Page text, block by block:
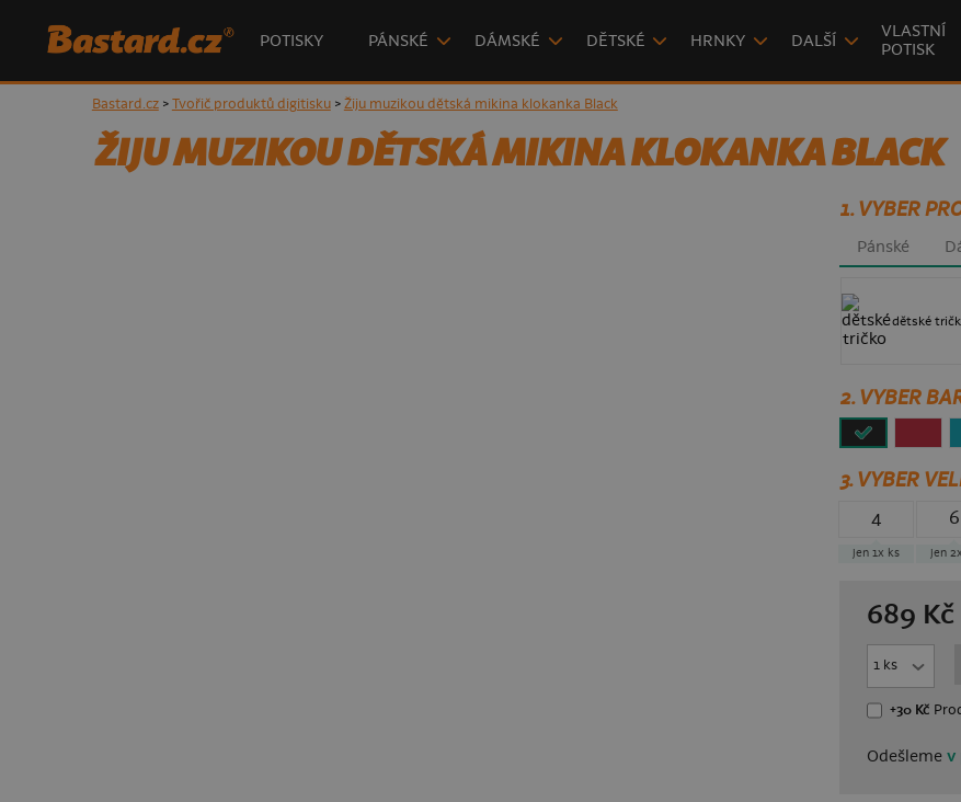
POTISKY PÁNSKÉ DÁMSKÉ DĚTSKÉ HRNKY DALŠÍ
VLASTNÍ
POTISK
Bastard.cz> Tvořič produktů digitisku> Žiju muzikou dětská mikina klokanka Black
ŽIJU MUZIKOU DĚTSKÁ MIKINA KLOKANKA BLACK
1. VYBER
Pánské
dětské
2. VYBER
3.VYBER
4
jen 1x ks
6
jen 2x
689 Kč
+30 Kč
Odešleme v